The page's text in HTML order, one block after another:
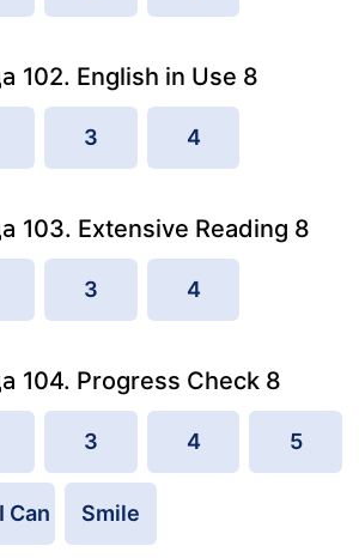
102. English in Use 8
3 4
103. Extensive Reading 8
3 4
104. Progress Check 8
3 4 5
Can Smile